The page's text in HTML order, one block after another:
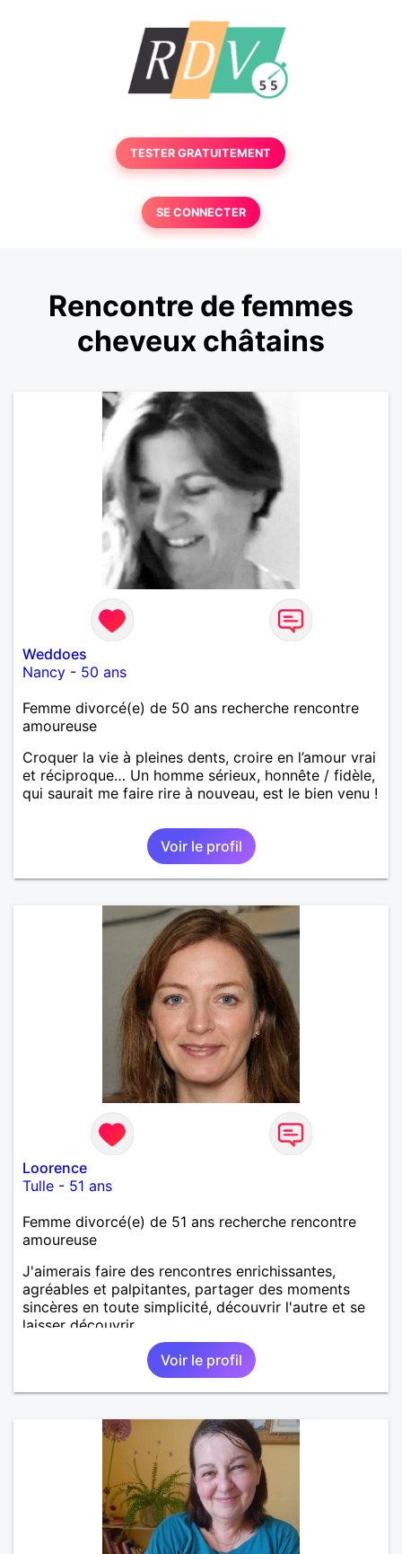
TESTER GRATUITEMENT
SE CONNECTER
Rencontre de femmes
cheveux châtains
Weddoes
Nancy - 50 ans
Femme divorcé(e) de 50 ans recherche rencontre
amoureuse
Croquer la vie à pleines dents, croire en l’amour vrai
et réciproque… Un homme sérieux, honnête / fidèle,
qui saurait me faire rire à nouveau, est le bien venu !
Voir le profil
Loorence
Tulle - 51 ans
Femme divorcé(e) de 51 ans recherche rencontre
amoureuse
J'aimerais faire des rencontres enrichissantes,
agréables et palpitantes, partager des moments
sincères en toute simplicité, découvrir l'autre et se
laisser découvrir.
Voir le profil